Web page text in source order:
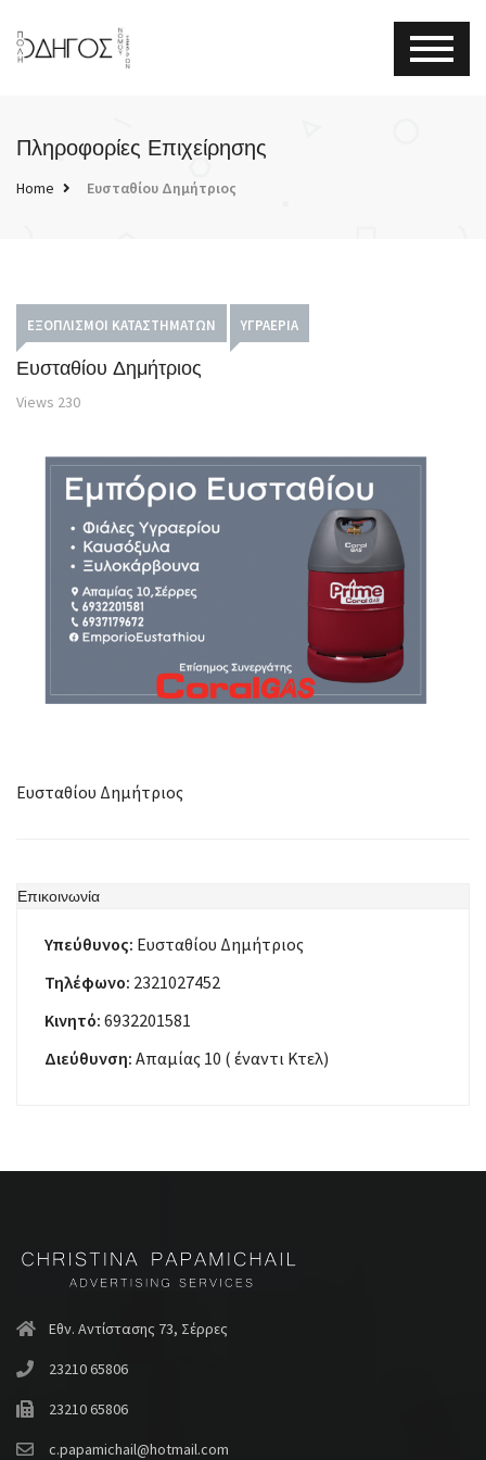
Πληροφορίες Επιχείρησης
Home Ευσταθίου Δημήτριος
ΕΞΟΠΛΙΣΜΟΊ ΚΑΤΑΣΤΗΜΆΤΩΝ ΥΓΡΑΈΡΙΑ
Ευσταθίου Δημήτριος
Views 230
Ευσταθίου Δημήτριος
Επικοινωνία
Υπεύθυνος: Ευσταθίου Δημήτριος
Τηλέφωνο: 2321027452
Κινητό: 6932201581
Διεύθυνση: Απαμίας 10 ( έναντι Κτελ)
Εθν. Αντίστασης 73, Σέρρες
23210 65806
23210 65806
c.papamichail@hotmail.com